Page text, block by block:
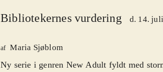
Bibliotekernes vurdering d. 14.
af Maria Sjøblom
Ny serie i genren New Adult fyldt med